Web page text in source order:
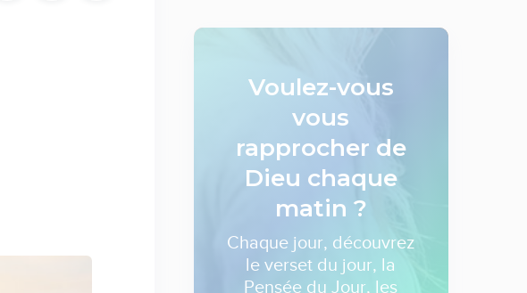
Voulez-vous
vous
rapprocher de
Dieu chaque
matin ?
Chaque jour, découvrez
le verset du jour, la
Pensée du Jour, les